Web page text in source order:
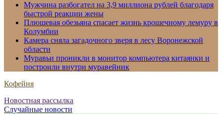
Мужчина разбогател на 3,9 миллиона рублей благодаря
быстрой реакции жены
Плюшевая обезьяна спасает жизнь крошечному лемуру в
Колумбии
Камера сняла загадочного зверя в лесу Воронежской
области
Муравьи проникли в монитор компьютера китаянки и
построили внутри муравейник
Кофейня
Новостная рассылка
Случайные новости